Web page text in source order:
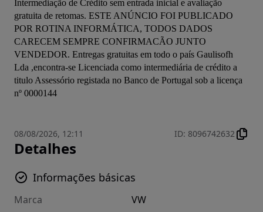
Intermediação de Crédito sem entrada inicial e avaliação
gratuita de retomas. ESTE ANÚNCIO FOI PUBLICADO
POR ROTINA INFORMÁTICA, TODOS DADOS
CARECEM SEMPRE CONFIRMACÃO JUNTO
VENDEDOR. Entregas gratuitas em todo o país Gaulisofh
Lda ,encontra-se Licenciada como intermediária de crédito a
titulo Assessório registada no Banco de Portugal sob a licença
nº 0000144
08/08/2026, 12:11 ID: 8096742632
Detalhes
Informações básicas
Marca VW